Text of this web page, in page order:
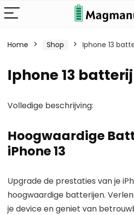
Home Shop Iphone 13
Iphone 13 batterij
Volledige beschrijving:
Hoogwaardige
iPhone 13
Upgrade de prestaties van je
hoogwaardige batterijen.
je device en geniet van